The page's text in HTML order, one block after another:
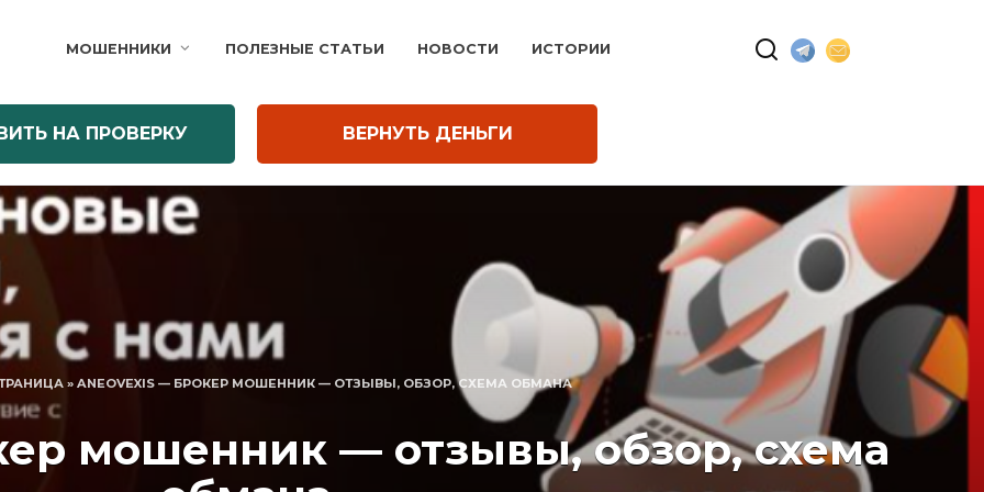
МОШЕННИКИ ПОЛЕЗНЫЕ СТАТЬИ НОВОСТИ ИСТОРИИ
НА ПРОВЕРКУ ВЕРНУТЬ ДЕНЬГИ
» ANEOVEXIS — БРОКЕР МОШЕННИК — ОТЗЫВЫ, ОБЗОР, СХЕМА ОБМАНА
мошенник — отзывы, обзор, схема